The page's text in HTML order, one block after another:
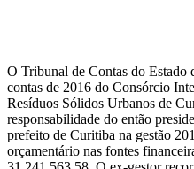
O Tribunal de Contas do Estado
contas de 2016 do Consórcio
Resíduos Sólidos Urbanos de
responsabilidade do então
prefeito de Curitiba na gestão
orçamentário nas fontes